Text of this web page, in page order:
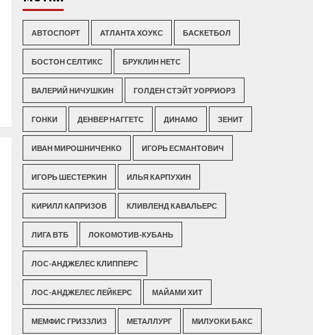
АВТОСПОРТ АТЛАНТА ХОУКС БАСКЕТБОЛ
БОСТОН СЕЛТИКС БРУКЛИН НЕТС
ВАЛЕРИЙ НИЧУШКИН ГОЛДЕН СТЭЙТ УОРРИОРЗ
ГОНКИ ДЕНВЕР НАГГЕТС ДИНАМО ЗЕНИТ
ИВАН МИРОШНИЧЕНКО ИГОРЬ ЕСМАНТОВИЧ
ИГОРЬ ШЕСТЕРКИН ИЛЬЯ КАРПУХИН
КИРИЛЛ КАПРИЗОВ КЛИВЛЕНД КАВАЛЬЕРС
ЛИГА ВТБ ЛОКОМОТИВ-КУБАНЬ
ЛОС-АНДЖЕЛЕС КЛИППЕРС
ЛОС-АНДЖЕЛЕС ЛЕЙКЕРС МАЙАМИ ХИТ
МЕМФИС ГРИЗЗЛИЗ МЕТАЛЛУРГ МИЛУОКИ БАКС